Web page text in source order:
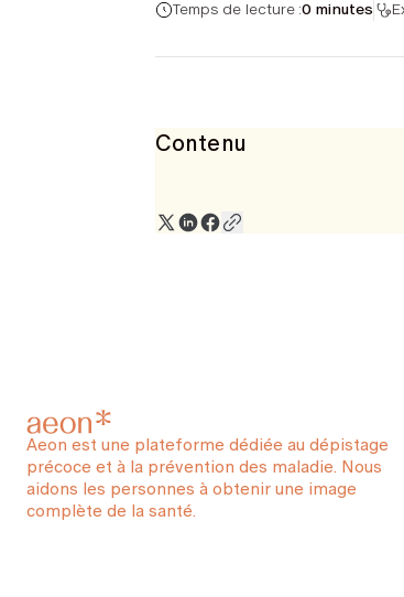
Temps de lecture :0 minutes
Contenu
Aeon est une plateforme dédiée au dépistage
précoce et à la prévention des maladie. Nous
aidons les personnes à obtenir une image
complète de la santé.